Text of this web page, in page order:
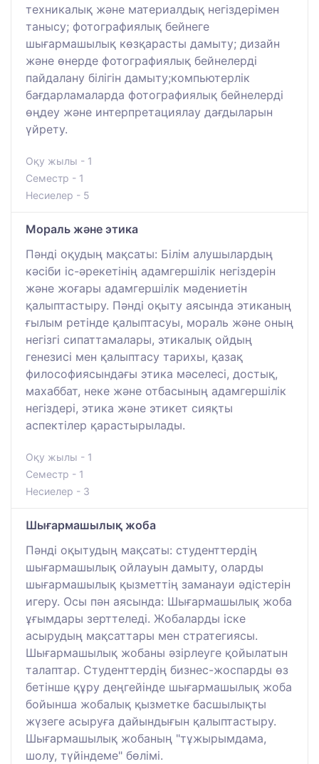
техникалық және материалдық негіздерімен
танысу; фотографиялық бейнеге
шығармашылық көзқарасты дамыту; дизайн
және өнерде фотографиялық бейнелерді
пайдалану білігін дамыту;компьютерлік
бағдарламаларда фотографиялық бейнелерді
өңдеу және интерпретациялау дағдыларын
үйрету.
Оқу жылы - 1
Семестр - 1
Несиелер - 5
Мораль және этика
Пәнді оқудың мақсаты: Білім алушылардың
кәсіби іс-әрекетінің адамгершілік негіздерін
және жоғары адамгершілік мәдениетін
қалыптастыру. Пәнді оқыту аясында этиканың
ғылым ретінде қалыптасуы, мораль және оның
негізгі сипаттамалары, этикалық ойдың
генезисі мен қалыптасу тарихы, қазақ
философиясындағы этика мәселесі, достық,
махаббат, неке және отбасының адамгершілік
негіздері, этика және этикет сияқты
аспектілер қарастырылады.
Оқу жылы - 1
Семестр - 1
Несиелер - 3
Шығармашылық жоба
Пәнді оқытудың мақсаты: студенттердің
шығармашылық ойлауын дамыту, оларды
шығармашылық қызметтің заманауи әдістерін
игеру. Осы пән аясында: Шығармашылық жоба
ұғымдары зерттеледі. Жобаларды іске
асырудың мақсаттары мен стратегиясы.
Шығармашылық жобаны әзірлеуге қойылатын
талаптар. Студенттердің бизнес-жоспарды өз
бетінше құру деңгейінде шығармашылық жоба
бойынша жобалық қызметке басшылықты
жүзеге асыруға дайындығын қалыптастыру.
Шығармашылық жобаның "тұжырымдама,
шолу, түйіндеме" бөлімі.